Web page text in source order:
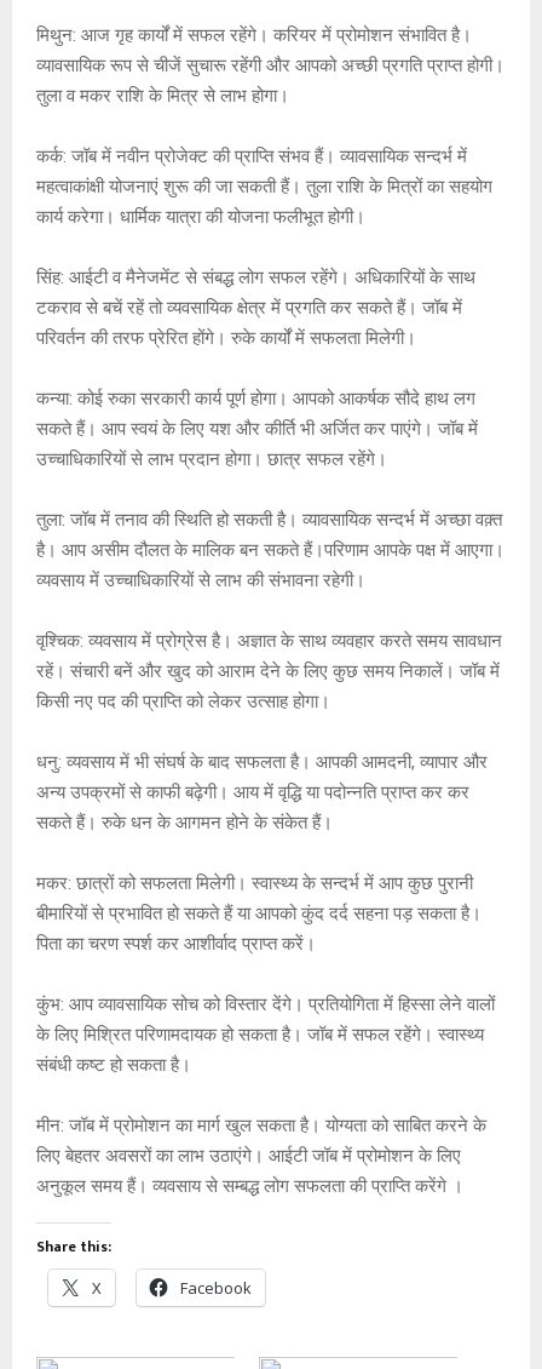
मिथुन: आज गृह कार्यों में सफल रहेंगे। करियर में प्रोमोशन संभावित है।
व्यावसायिक रूप से चीजें सुचारू रहेंगी और आपको अच्छी प्रगति प्राप्त होगी।
तुला व मकर राशि के मित्र से लाभ होगा।
कर्क: जॉब में नवीन प्रोजेक्ट की प्राप्ति संभव हैं। व्यावसायिक सन्दर्भ में
महत्वाकांक्षी योजनाएं शुरू की जा सकती हैं। तुला राशि के मित्रों का सहयोग
कार्य करेगा। धार्मिक यात्रा की योजना फलीभूत होगी।
सिंह: आईटी व मैनेजमेंट से संबद्ध लोग सफल रहेंगे। अधिकारियों के साथ
टकराव से बचें रहें तो व्यवसायिक क्षेत्र में प्रगति कर सकते हैं। जॉब में
परिवर्तन की तरफ प्रेरित होंगे। रुके कार्यों में सफलता मिलेगी।
कन्या: कोई रुका सरकारी कार्य पूर्ण होगा। आपको आकर्षक सौदे हाथ लग
सकते हैं। आप स्वयं के लिए यश और कीर्ति भी अर्जित कर पाएंगे। जॉब में
उच्चाधिकारियों से लाभ प्रदान होगा। छात्र सफल रहेंगे।
तुला: जॉब में तनाव की स्थिति हो सकती है। व्यावसायिक सन्दर्भ में अच्छा वक़्त
है। आप असीम दौलत के मालिक बन सकते हैं।परिणाम आपके पक्ष में आएगा।
व्यवसाय में उच्चाधिकारियों से लाभ की संभावना रहेगी।
वृश्चिक: व्यवसाय में प्रोग्रेस है। अज्ञात के साथ व्यवहार करते समय सावधान
रहें। संचारी बनें और खुद को आराम देने के लिए कुछ समय निकालें। जॉब में
किसी नए पद की प्राप्ति को लेकर उत्साह होगा।
धनु: व्यवसाय में भी संघर्ष के बाद सफलता है। आपकी आमदनी, व्यापार और
अन्य उपक्रमों से काफी बढ़ेगी। आय में वृद्धि या पदोन्नति प्राप्त कर कर
सकते हैं। रुके धन के आगमन होने के संकेत हैं।
मकर: छात्रों को सफलता मिलेगी। स्वास्थ्य के सन्दर्भ में आप कुछ पुरानी
बीमारियों से प्रभावित हो सकते हैं या आपको कुंद दर्द सहना पड़ सकता है।
पिता का चरण स्पर्श कर आशीर्वाद प्राप्त करें।
कुंभ: आप व्यावसायिक सोच को विस्तार देंगे। प्रतियोगिता में हिस्सा लेने वालों
के लिए मिश्रित परिणामदायक हो सकता है। जॉब में सफल रहेंगे। स्वास्थ्य
संबंधी कष्‍ट हो सकता है।
मीन: जॉब में प्रोमोशन का मार्ग खुल सकता है। योग्यता को साबित करने के
लिए बेहतर अवसरों का लाभ उठाएंगे। आईटी जॉब में प्रोमोशन के लिए
अनुकूल समय हैं। व्यवसाय से सम्बद्ध लोग सफलता की प्राप्ति करेंगे ।
Share this:
X Facebook